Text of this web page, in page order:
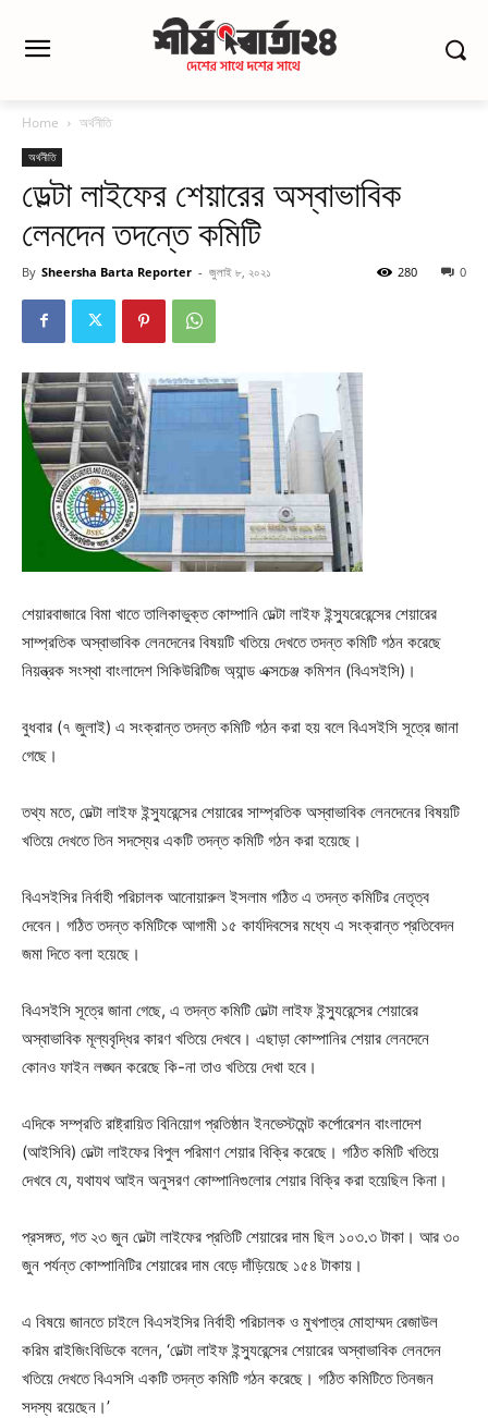
Home অর্থনীতি
অর্থনীতি
ডেল্টা লাইফের শেয়ারের অস্বাভাবিক
লেনদেন তদন্তে কমিটি
By Sheersha Barta Reporter - জুলাই ৮, ২০২১ 0
280
শেয়ারবাজারে বিমা খাতে তালিকাভুক্ত কোম্পানি ডেল্টা লাইফ ইন্স্যুরেরেন্সের শেয়ারের
সাম্প্রতিক অস্বাভাবিক লেনদেনের বিষয়টি খতিয়ে দেখতে তদন্ত কমিটি গঠন করেছে
নিয়ন্ত্রক সংস্থা বাংলাদেশ সিকিউরিটিজ অ্যান্ড এক্সচেঞ্জ কমিশন (বিএসইসি)।
বুধবার (৭ জুলাই) এ সংক্রান্ত তদন্ত কমিটি গঠন করা হয় বলে বিএসইসি সূত্রে জানা
গেছে।
তথ্য মতে, ডেল্টা লাইফ ইন্স্যুরেন্সের শেয়ারের সাম্প্রতিক অস্বাভাবিক লেনদেনের বিষয়টি
খতিয়ে দেখতে তিন সদস্যের একটি তদন্ত কমিটি গঠন করা হয়েছে।
বিএসইসির নির্বাহী পরিচালক আনোয়ারুল ইসলাম গঠিত এ তদন্ত কমিটির নেতৃত্ব
দেবেন। গঠিত তদন্ত কমিটিকে আগামী ১৫ কার্যদিবসের মধ্যে এ সংক্রান্ত প্রতিবেদন
জমা দিতে বলা হয়েছে।
বিএসইসি সূত্রে জানা গেছে, এ তদন্ত কমিটি ডেল্টা লাইফ ইন্স্যুরেন্সের শেয়ারের
অস্বাভাবিক মূল্যবৃদ্ধির কারণ খতিয়ে দেখবে। এছাড়া কোম্পানির শেয়ার লেনদেনে
কোনও ফাইন লঙ্ঘন করেছে কি-না তাও খতিয়ে দেখা হবে।
এদিকে সম্প্রতি রাষ্ট্রায়িত বিনিয়োগ প্রতিষ্ঠান ইনভেস্টমেন্ট কর্পোরেশন বাংলাদেশ
(আইসিবি) ডেল্টা লাইফের বিপুল পরিমাণ শেয়ার বিক্রি করেছে। গঠিত কমিটি খতিয়ে
দেখবে যে, যথাযথ আইন অনুসরণ কোম্পানিগুলোর শেয়ার বিক্রি করা হয়েছিল কিনা।
প্রসঙ্গত, গত ২৩ জুন ডেল্টা লাইফের প্রতিটি শেয়ারের দাম ছিল ১০৩.৩ টাকা। আর ৩০
জুন পর্যন্ত কোম্পানিটির শেয়ারের দাম বেড়ে দাঁড়িয়েছে ১৫৪ টাকায়।
এ বিষয়ে জানতে চাইলে বিএসইসির নির্বাহী পরিচালক ও মুখপাত্র মোহাম্মদ রেজাউল
করিম রাইজিংবিডিকে বলেন, ‘ডেল্টা লাইফ ইন্স্যুরেন্সের শেয়ারের অস্বাভাবিক লেনদেন
খতিয়ে দেখতে বিএসসি একটি তদন্ত কমিটি গঠন করেছে। গঠিত কমিটিতে তিনজন
সদস্য রয়েছেন।’